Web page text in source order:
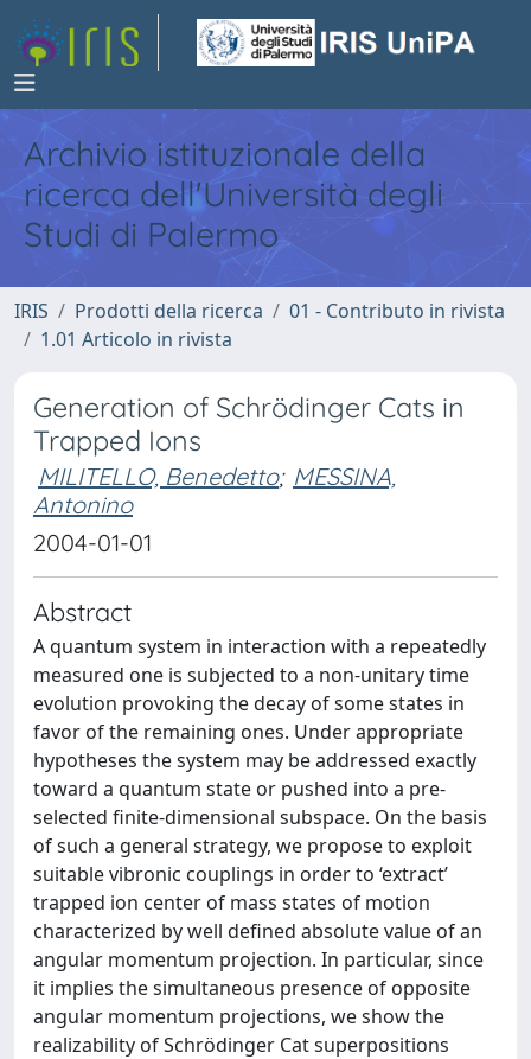
Archivio istituzionale della
ricerca dell'Università degli
Studi di Palermo
IRIS Prodotti della ricerca
01 - Contributo in rivista
1.01 Articolo in rivista
Generation of Schrödinger Cats in
Trapped Ions
MILITELLO, Benedetto; MESSINA,
Antonino
2004-01-01
Abstract
A quantum system in interaction with a repeatedly
measured one is subjected to a non-unitary time
evolution provoking the decay of some states in
favor of the remaining ones. Under appropriate
hypotheses the system may be addressed exactly
toward a quantum state or pushed into a pre-
selected finite-dimensional subspace. On the basis
of such a general strategy, we propose to exploit
suitable vibronic couplings in order to ‘extract’
trapped ion center of mass states of motion
characterized by well defined absolute value of an
angular momentum projection. In particular, since
it implies the simultaneous presence of opposite
angular momentum projections, we show the
realizability of Schrödinger Cat superpositions